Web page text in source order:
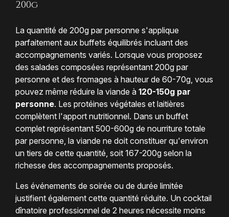
200g
La quantité de 200g par personne s'applique
parfaitement aux buffets équilibrés incluant des
accompagnements variés. Lorsque vous proposez
des salades composées représentant 200g par
personne et des fromages à hauteur de 60-70g, vous
pouvez même réduire la viande à 120-150g par
personne. Les protéines végétales et laitières
complètent l'apport nutritionnel. Dans un buffet
complet représentant 500-600g de nourriture totale
par personne, la viande ne doit constituer qu'environ
un tiers de cette quantité, soit 167-200g selon la
richesse des accompagnements proposés.
Les événements de soirée ou de durée limitée
justifient également cette quantité réduite. Un cocktail
dînatoire professionnel de 2 heures nécessite moins